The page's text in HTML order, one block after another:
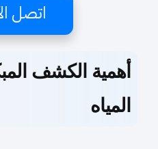
اتصل
أهمية الكشف
المياه